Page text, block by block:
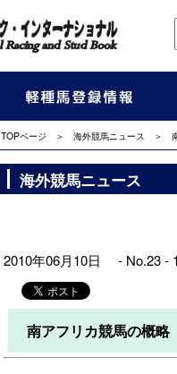
TOPページ ＞ 海外競馬ニュース ＞ 南
海外競馬ニュース
2010年06月10日 - No.23 - 1
南アフリカ競馬の概略